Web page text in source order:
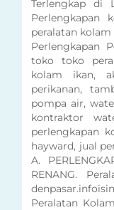
Terlengkap di
Perlengkapan
peralatan
Perlengkapan
toko toko
kolam ikan,
perikanan,
pompa air,
kontraktor
perlengkapan
hayward, jual
A.
RENANG.
Peralatan